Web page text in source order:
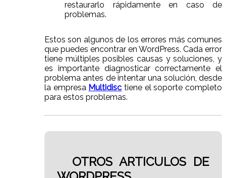
restaurarlo rápidamente en caso de
problemas.
Estos son algunos de los errores más comunes
que puedes encontrar en WordPress. Cada error
tiene múltiples posibles causas y soluciones, y
es importante diagnosticar correctamente el
problema antes de intentar una solución, desde
la empresa Multidisc tiene el soporte completo
para estos problemas.
OTROS ARTICULOS DE